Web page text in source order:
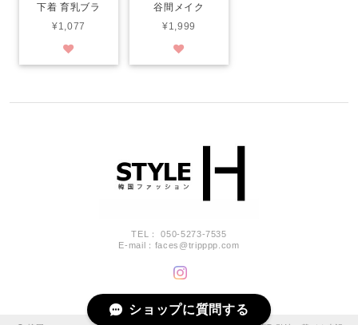
下着 育乳ブラ
¥1,077
谷間メイク
¥1,999
TEL： 050-5273-7535
E-mail： faces@tripppp.com
ショップに質問する